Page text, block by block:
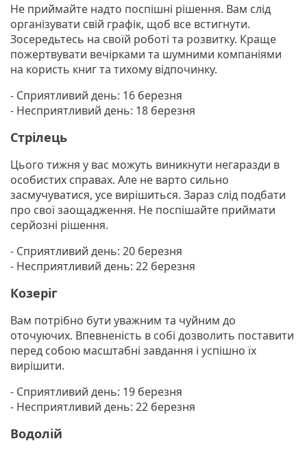
Не приймайте надто поспішні рішення. Вам слід
організувати свій графік, щоб все встигнути.
Зосередьтесь на своїй роботі та розвитку. Краще
пожертвувати вечірками та шумними компаніями
на користь книг та тихому відпочинку.
- Сприятливий день: 16 березня
- Несприятливий день: 18 березня
Стрілець
Цього тижня у вас можуть виникнути негаразди в
особистих справах. Але не варто сильно
засмучуватися, усе вирішиться. Зараз слід подбати
про свої заощадження. Не поспішайте приймати
серйозні рішення.
- Сприятливий день: 20 березня
- Несприятливий день: 22 березня
Козеріг
Вам потрібно бути уважним та чуйним до
оточуючих. Впевненість в собі дозволить поставити
перед собою масштабні завдання і успішно їх
вирішити.
- Сприятливий день: 19 березня
- Несприятливий день: 22 березня
Водолій